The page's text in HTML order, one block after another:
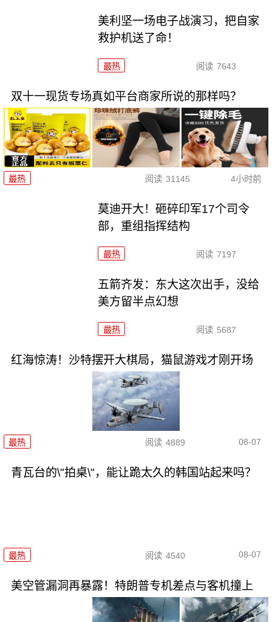
美利坚一场电子战演习，把自家
救护机送了命！
最热 阅读 7643
双十一现货专场真如平台商家所说的那样吗？
最热 阅读 31145 4小时前
莫迪开大！砸碎印军17个司令
部，重组指挥结构
最热 阅读 7197
五箭齐发：东大这次出手，没给
美方留半点幻想
最热 阅读 5687
红海惊涛！沙特摆开大棋局，猫鼠游戏才刚开场
最热 阅读 4889 08-07
青瓦台的\"拍桌\"，能让跪太久的韩国站起来吗？
最热 阅读 4540 08-07
美空管漏洞再暴露！特朗普专机差点与客机撞上